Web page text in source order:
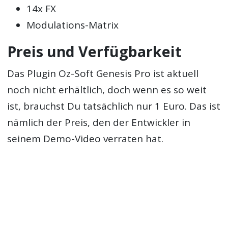
14x FX
Modulations-Matrix
Preis und Verfügbarkeit
Das Plugin Oz-Soft Genesis Pro ist aktuell
noch nicht erhältlich, doch wenn es so weit
ist, brauchst Du tatsächlich nur 1 Euro. Das ist
nämlich der Preis, den der Entwickler in
seinem Demo-Video verraten hat.